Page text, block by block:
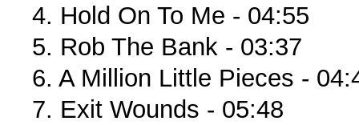
4. Hold On To Me - 04:55
5. Rob The Bank - 03:37
6. A Million Little Pieces -
7. Exit Wounds - 05:48